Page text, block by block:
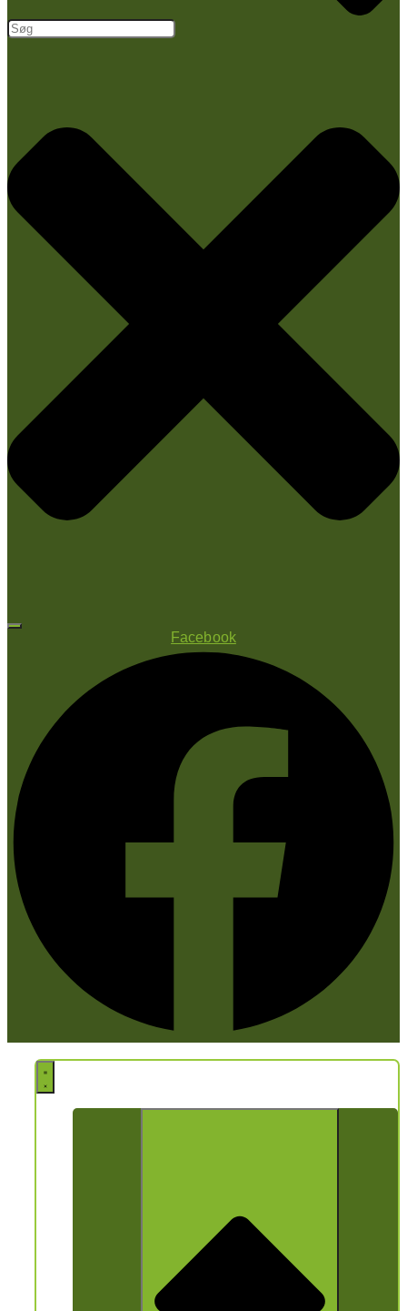
Facebook